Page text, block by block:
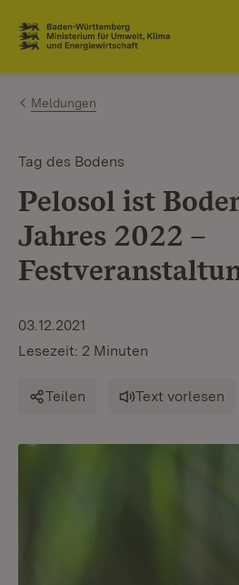
Zum Inhalt springen
Link zur Startseite
Meldungen
Tag des Bodens
Pelosol ist
Jahres 2022 –
03.12.2021
Lesezeit: 2 Minuten
Teilen Text vorlesen